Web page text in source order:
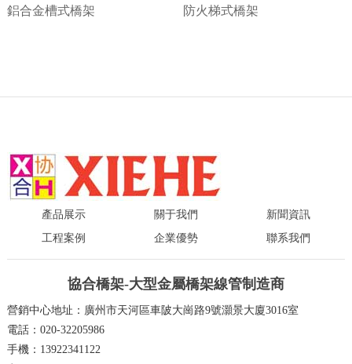
鋁合金槽式橋架 防火梯式橋架
產品展示 關于我們
新聞資訊
工程案例
企業優勢 聯系我們
協合橋架-大型金屬橋架線管制造商
營銷中心地址：廣州市天河區車陂大崗路9號灝景大廈3016室
電話：020-32205986
手機：13922341122